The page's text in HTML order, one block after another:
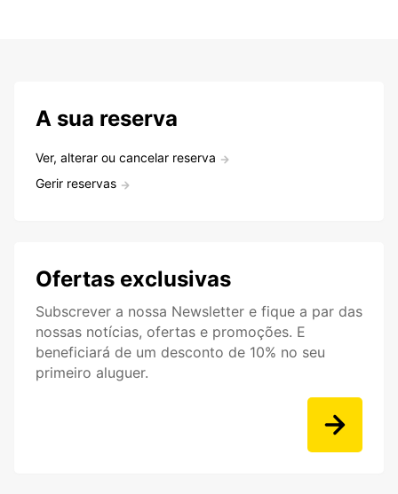
A sua reserva
Ver, alterar ou cancelar reserva
Gerir reservas
Ofertas exclusivas
Subscrever a nossa Newsletter e fique a par das
nossas notícias, ofertas e promoções. E
beneficiará de um desconto de 10% no seu
primeiro aluguer.